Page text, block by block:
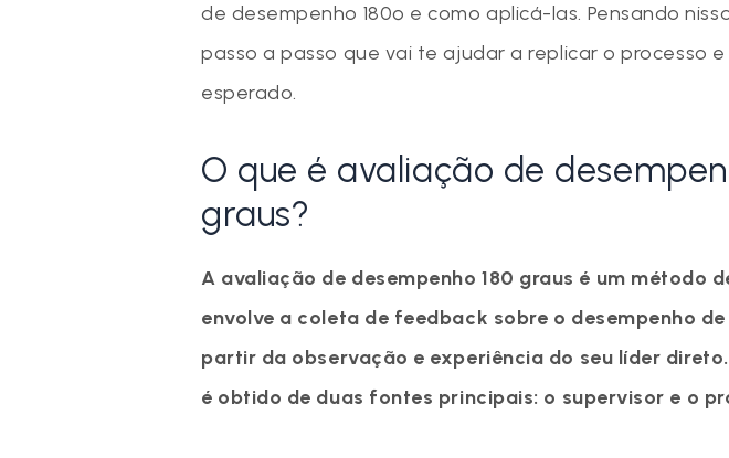
de desempenho 180º e como aplicá-las. Pensando
passo a passo que vai te ajudar a replicar o processo
esperado.
O que é avaliação de
graus?
A avaliação de desempenho 180 graus é um método
envolve a coleta de feedback sobre o desempenho
partir da observação e experiência do seu líder
é obtido de duas fontes principais: o supervisor e o